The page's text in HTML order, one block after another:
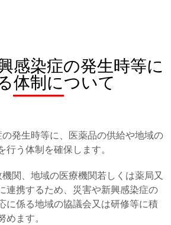
感染症の発生時等に
体制について
発生時等に、医薬品の供給や地域の
う体制を確保します。
関、地域の医療機関若しくは薬局又
連携するため、災害や新興感染症の
に係る地域の協議会又は研修等に積
ます。